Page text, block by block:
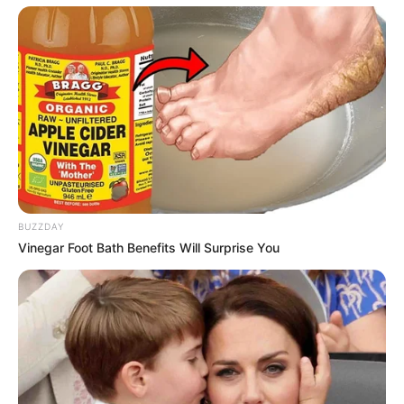
La Provence : 1 – 2 – 4 – 6 – 10 – 16 – 13 – 8
La République du Centre : 1 – 2 – 15 – 16 – 6 – 4 – 10 – 13
La Voix du Nord : 1 – 2 – 6 – 4 – 8 – 10 – 16 – 13
Le Courrier Picard : 16 – 2 – 4 – 1 – 6 – 15 – 13 – 10
Le Dauphiné Libéré : 1 – 16 – 6 – 13 – 2 – 4 – 15 – 9
Le Matin de Lausanne : 1 – 16 – 4 – 2 – 15 – 6 – 8 – 13
Le Parisien : 1 – 16 – 4 – 6 – 2 – 8 – 13 – 10
Pronostic PMU presse du quinté ou tuyau
du jour (la suite)
Le Progrès de Lyon : 2 – 6 – 16 – 4 – 1 – 10 – 15 – 13
Le Quotidien de la Réunion : 1 – 8 – 2 – 10 – 6 – 16 – 15 – 4
Le Télégramme de Brest : 4 – 1 – 2 – 13 – 16 – 6 – 8 – 15
Les 7 de week-end : 2 – 1 – 4 – 16 – 6 – 10 – 8 – 13
Midi-Libre : 2 – 4 – 1 – 16 – 15 – 13 – 10 – 6
Nice Matin : 1 – 2 – 16 – 13 – 6 – 4 – 15 – 10
Nve. Rep. Centre-Ouest : 1 – 2 – 13 – 6 – 4 – 8 – 16 – 15
BUZZDAY
Vinegar Foot Bath Benefits Will Surprise You